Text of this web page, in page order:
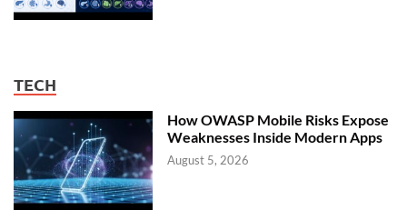
TECH
How OWASP Mobile Risks Expose
Weaknesses Inside Modern Apps
August 5, 2026